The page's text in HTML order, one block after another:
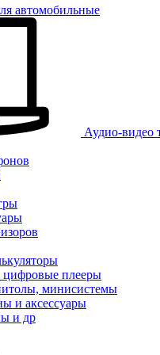
автомобильные
Аудио-видео
цифровые плееры
минисистемы
и аксессуары
и др